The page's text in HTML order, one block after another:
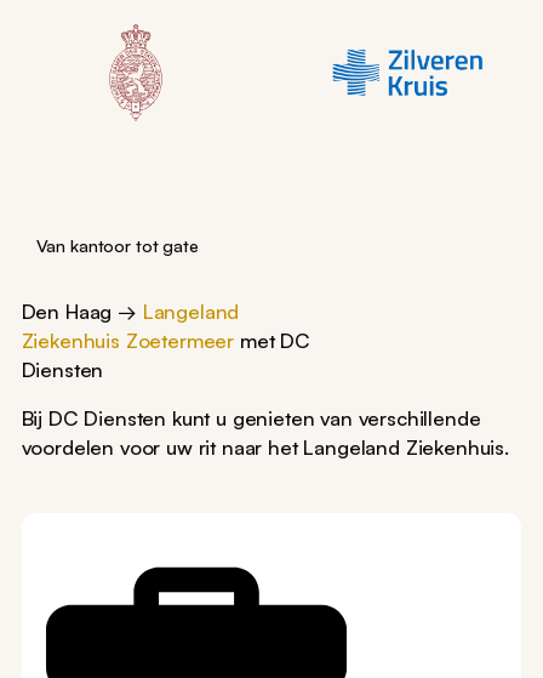
Van kantoor tot gate
Den Haag → Langeland
Ziekenhuis Zoetermeer met DC
Diensten
Bij DC Diensten kunt u genieten van verschillende
voordelen voor uw rit naar het Langeland Ziekenhuis.